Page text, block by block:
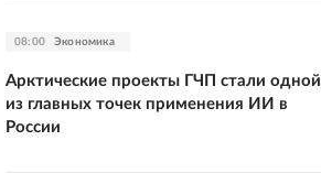
08:00 Экономика
Арктические проекты ГЧП стали одной
из главных точек применения ИИ в
России